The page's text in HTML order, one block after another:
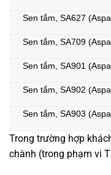
Sen tắm, SA627
Sen tắm, SA709
Sen tắm, SA901
Sen tắm, SA902
Sen tắm, SA903
Trong trường hợp
chành (trong phạm vi